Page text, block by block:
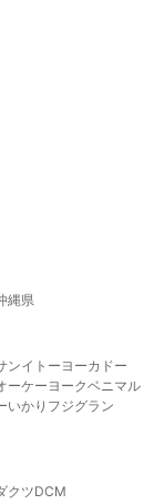
縄県
ンイトーヨーカドー
ーケー ヨークベニマル
いかり フジグラン
クツDCM